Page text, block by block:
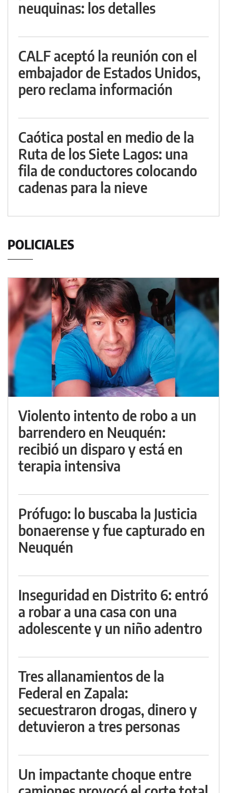
neuquinas: los detalles
CALF aceptó la reunión con el
embajador de Estados Unidos,
pero reclama información
Caótica postal en medio de la
Ruta de los Siete Lagos: una
fila de conductores colocando
cadenas para la nieve
POLICIALES
Violento intento de robo a un
barrendero en Neuquén:
recibió un disparo y está en
terapia intensiva
Prófugo: lo buscaba la Justicia
bonaerense y fue capturado en
Neuquén
Inseguridad en Distrito 6: entró
a robar a una casa con una
adolescente y un niño adentro
Tres allanamientos de la
Federal en Zapala:
secuestraron drogas, dinero y
detuvieron a tres personas
Un impactante choque entre